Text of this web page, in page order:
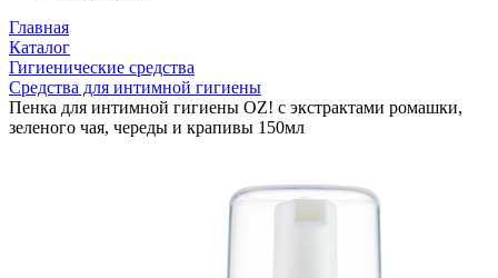
Главная
Каталог
Гигиенические средства
Средства для интимной гигиены
Пенка для интимной гигиены OZ! с экстрактами ромашки,
зеленого чая, череды и крапивы 150мл